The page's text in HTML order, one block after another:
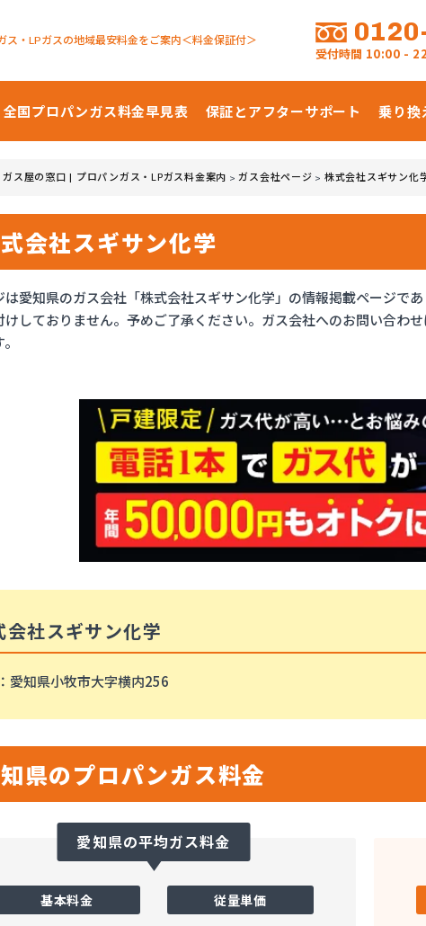
ス・LPガスの地域最安料金をご案内＜料金保証付＞
受付時間 10:00 -
全国プロパンガス料金早見表 保証とアフターサポート 乗り換
ガス屋の窓口 | プロパンガス・LPガス料金案内 >ガス会社ページ > 株式会社スギサン化
会社スギサン化学
は愛知県のガス会社「株式会社スギサン化学」の情報掲載ページで
けしておりません。予めご了承ください。ガス会社へのお問い合わ
会社スギサン化学
：愛知県小牧市大字横内256
県のプロパンガス料金
愛知県の平均ガス料金
基本料金 従量単価